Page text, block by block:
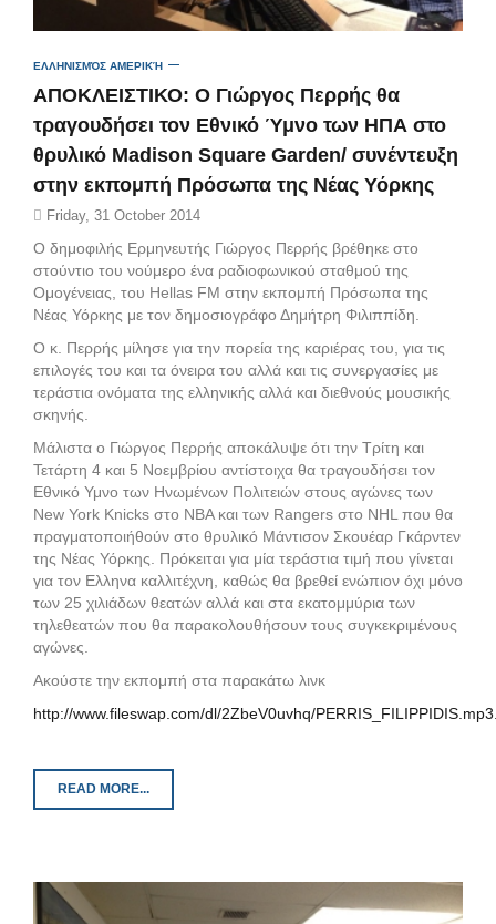
ΕΛΛΗΝΙΣΜΌΣ ΑΜΕΡΙΚΉ
ΑΠΟΚΛΕΙΣΤΙΚΟ: O Γιώργος Περρής θα
τραγουδήσει τον Εθνικό Ύμνο των ΗΠΑ στο
θρυλικό Madison Square Garden/ συνέντευξη
στην εκπομπή Πρόσωπα της Νέας Υόρκης
Friday, 31 October 2014
Ο δημοφιλής Ερμηνευτής Γιώργος Περρής βρέθηκε στο
στούντιο του νούμερο ένα ραδιοφωνικού σταθμού της
Ομογένειας, του Hellas FM στην εκπομπή Πρόσωπα της
Νέας Υόρκης με τον δημοσιογράφο Δημήτρη Φιλιππίδη.
Ο κ. Περρής μίλησε για την πορεία της καριέρας του, για τις
επιλογές του και τα όνειρα του αλλά και τις συνεργασίες με
τεράστια ονόματα της ελληνικής αλλά και διεθνούς μουσικής
σκηνής.
Μάλιστα ο Γιώργος Περρής αποκάλυψε ότι την Τρίτη και
Τετάρτη 4 και 5 Νοεμβρίου αντίστοιχα θα τραγουδήσει τον
Εθνικό Υμνο των Ηνωμένων Πολιτειών στους αγώνες των
New York Knicks στο NBA και των Rangers στο ΝΗL που θα
πραγματοποιήθούν στο θρυλικό Μάντισον Σκουέαρ Γκάρντεν
της Νέας Υόρκης. Πρόκειται για μία τεράστια τιμή που γίνεται
για τον Ελληνα καλλιτέχνη, καθώς θα βρεθεί ενώπιον όχι μόνο
των 25 χιλιάδων θεατών αλλά και στα εκατομμύρια των
τηλεθεατών που θα παρακολουθήσουν τους συγκεκριμένους
αγώνες.
Aκούστε την εκπομπή στα παρακάτω λινκ
http://www.fileswap.com/dl/2ZbeV0uvhq/
READ MORE...